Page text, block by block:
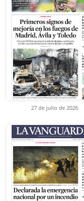
27 de julio de 2026